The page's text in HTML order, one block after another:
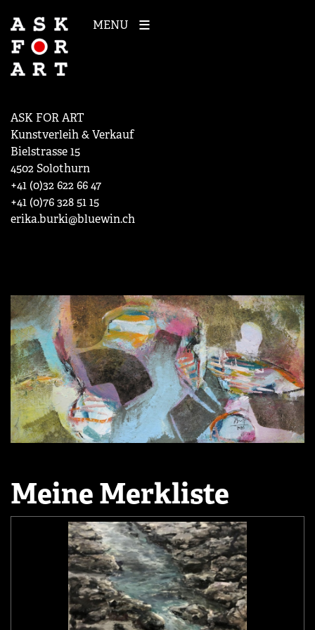
MENU
ASK FOR ART
Kunstverleih & Verkauf
Bielstrasse 15
4502 Solothurn
+41 (0)32 622 66 47
+41 (0)76 328 51 15
erika.burki@bluewin.ch
Meine Merkliste